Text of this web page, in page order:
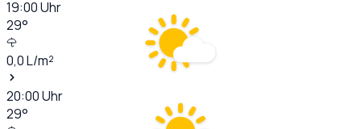
19:00Uhr
29°
0,0L/m²
20:00Uhr
29°